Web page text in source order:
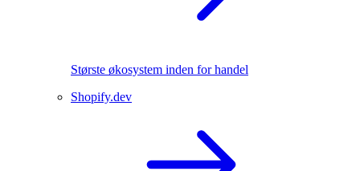
Største økosystem inden for handel
Shopify.dev